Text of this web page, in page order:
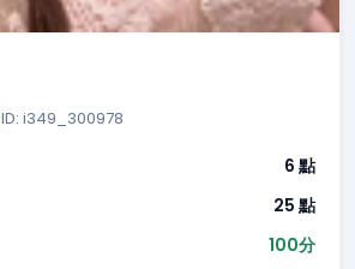
ID: i349_300978
6 點
25 點
100分